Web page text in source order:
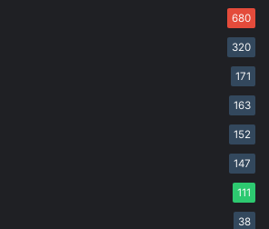
680
320
171
163
152
147
111
38